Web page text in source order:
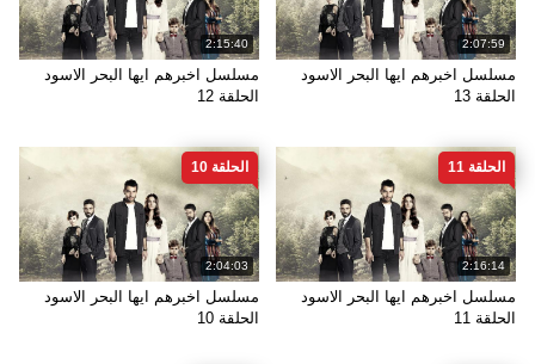
2:07:59
مسلسل اخبرهم ايها البحر الاسود
الحلقة 13
2:15:40
مسلسل اخبرهم ايها البحر الاسود
الحلقة 12
2:16:14
الحلقة 11
مسلسل اخبرهم ايها البحر الاسود
الحلقة 11
2:04:03
الحلقة 10
مسلسل اخبرهم ايها البحر الاسود
الحلقة 10